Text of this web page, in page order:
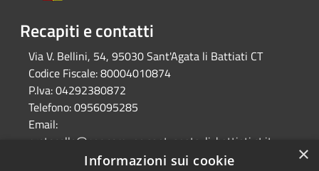
Recapiti e contatti
Via V. Bellini, 54, 95030 Sant'Agata li Battiati CT
Codice Fiscale:80004010874
P.Iva:04292380872
Telefono:0956095285
Email:
protocollo@pec.comune.sant-agata-li-battiati.ct.it
×
Informazioni sui cookie